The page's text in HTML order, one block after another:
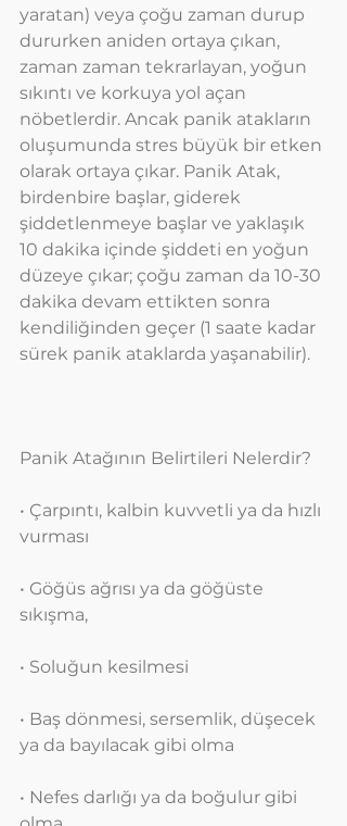
yaratan) veya çoğu zaman durup
dururken aniden ortaya çıkan,
zaman zaman tekrarlayan, yoğun
sıkıntı ve korkuya yol açan
nöbetlerdir. Ancak panik atakların
oluşumunda stres büyük bir etken
olarak ortaya çıkar. Panik Atak,
birdenbire başlar, giderek
şiddetlenmeye başlar ve yaklaşık
10 dakika içinde şiddeti en yoğun
düzeye çıkar; çoğu zaman da 10-30
dakika devam ettikten sonra
kendiliğinden geçer (1 saate kadar
sürek panik ataklarda yaşanabilir).
Panik Atağının Belirtileri Nelerdir?
• Çarpıntı, kalbin kuvvetli ya da hızlı
vurması
• Göğüs ağrısı ya da göğüste
sıkışma,
• Soluğun kesilmesi
• Baş dönmesi, sersemlik, düşecek
ya da bayılacak gibi olma
• Nefes darlığı ya da boğulur gibi